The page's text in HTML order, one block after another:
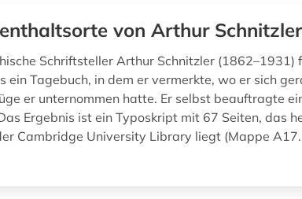
von Arthur
Schriftsteller Arthur Schnitzler (1862–1931)
ein Tagebuch, in dem er vermerkte, wo er sich
er unternommen hatte. Er selbst beauftragte
Ergebnis ist ein Typoskript mit 67 Seiten, das
Cambridge University Library liegt (Mappe